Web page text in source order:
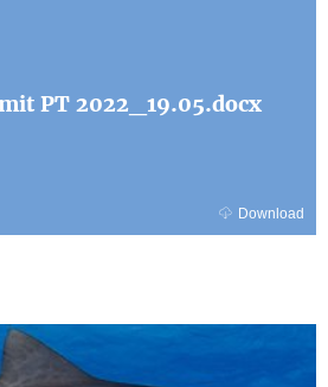
PT 2022_19.05.docx
Download